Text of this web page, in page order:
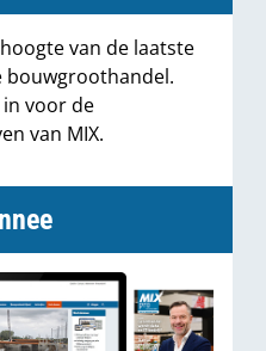
van de laatste
bouwgroothandel.
voor de
van MIX.